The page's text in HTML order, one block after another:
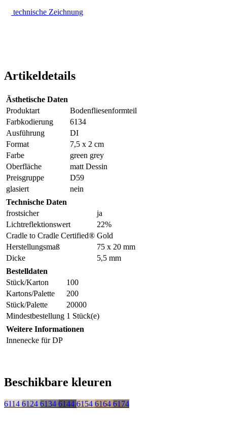
technische Zeichnung
Artikeldetails
Ästhetische Daten
Produktart
Bodenfliesenformteil
Farbkodierung
6134
Ausführung
DI
Format
7,5 x 2 cm
Farbe
green grey
Oberfläche
matt Dessin
Preisgruppe
D59
glasiert
nein
Technische Daten
frostsicher
ja
Lichtreflektionswert
22%
Cradle to Cradle Certified® Gold
Herstellungsmaß
75 x 20 mm
Dicke
5,5 mm
Bestelldaten
Stück/Karton
100
Kartons/Palette
200
Stück/Palette
20000
Mindestbestellung 1 Stück(e)
Weitere Informationen
Innenecke für DP
Beschikbare kleuren
6114 6124 6134 6144 6154 6164 6174